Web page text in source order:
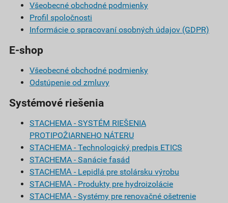
Všeobecné obchodné podmienky
Profil spoločnosti
Informácie o spracovaní osobných údajov (GDPR)
E-shop
Všeobecné obchodné podmienky
Odstúpenie od zmluvy
Systémové riešenia
STACHEMA - SYSTÉM RIEŠENIA
PROTIPOŽIARNEHO NÁTERU
STACHEMA - Technologický predpis ETICS
STACHEMA - Sanácie fasád
STACHEМА - Lepidlá pre stolársku výrobu
STACHEМА - Produkty pre hydroizolácie
STACHEМА - Systémy pre renovačné ošetrenie